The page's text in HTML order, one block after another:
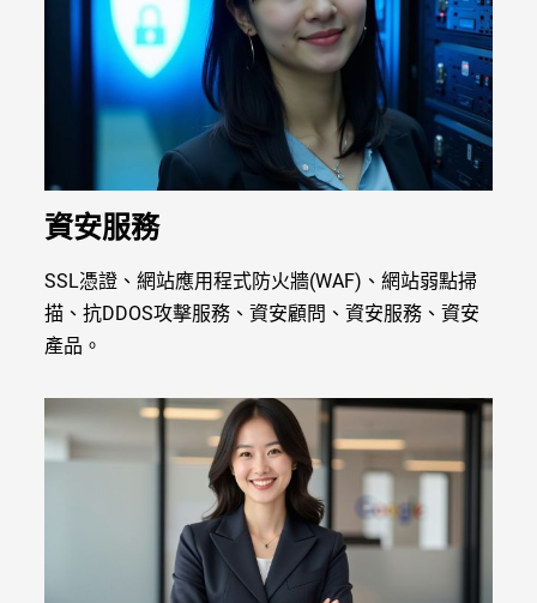
資安服務
SSL憑證、網站應用程式防火牆(WAF)、網站弱點掃
描、抗DDOS攻擊服務、資安顧問、資安服務、資安
產品。